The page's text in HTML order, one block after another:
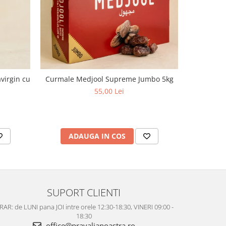
cu
Curmale Medjool Supreme Jumbo 5kg
55,00 Lei
ADAUGA IN COS
SUPORT CLIENTI
de LUNI pana JOI intre orele 12:30-18:30, VINERI 09:00 -
18:30